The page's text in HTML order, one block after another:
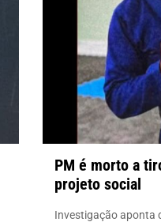
PM é morto a
projeto social
Investigação aponta